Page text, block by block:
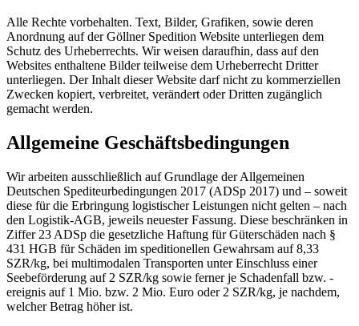
Alle Rechte vorbehalten. Text, Bilder, Grafiken, sowie deren
Anordnung auf der Göllner Spedition Website unterliegen dem
Schutz des Urheberrechts. Wir weisen daraufhin, dass auf den
Websites enthaltene Bilder teilweise dem Urheberrecht Dritter
unterliegen. Der Inhalt dieser Website darf nicht zu kommerziellen
Zwecken kopiert, verbreitet, verändert oder Dritten zugänglich
gemacht werden.
Allgemeine Geschäftsbedingungen
Wir arbeiten ausschließlich auf Grundlage der Allgemeinen
Deutschen Spediteurbedingungen 2017 (ADSp 2017) und – soweit
diese für die Erbringung logistischer Leistungen nicht gelten – nach
den Logistik-AGB, jeweils neuester Fassung. Diese beschränken in
Ziffer 23 ADSp die gesetzliche Haftung für Güterschäden nach §
431 HGB für Schäden im speditionellen Gewahrsam auf 8,33
SZR/kg, bei multimodalen Transporten unter Einschluss einer
Seebeförderung auf 2 SZR/kg sowie ferner je Schadenfall bzw. -
ereignis auf 1 Mio. bzw. 2 Mio. Euro oder 2 SZR/kg, je nachdem,
welcher Betrag höher ist.